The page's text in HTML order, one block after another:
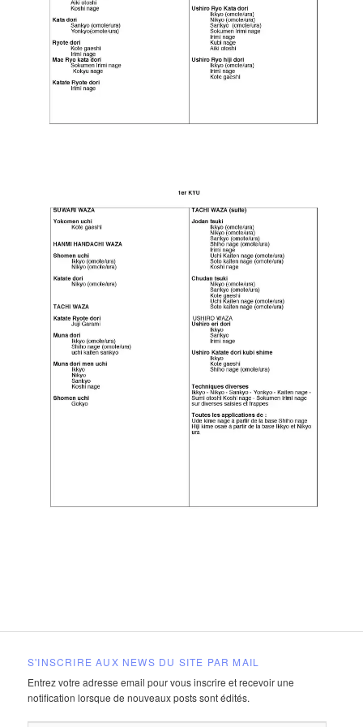
S'INSCRIRE AUX NEWS DU SITE PAR MAIL
Entrez votre adresse email pour vous inscrire et recevoir une
notification lorsque de nouveaux posts sont édités.